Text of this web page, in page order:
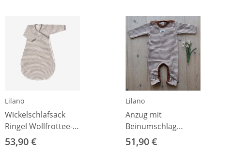
Lilano
Wickelschlafsack
Ringel Wollfrottee-
Plüsch hellgrau
50/56
53,90 €
Lilano
Anzug mit
Beinumschlag
Wolle/Seide Ringel
rust 56
51,90 €